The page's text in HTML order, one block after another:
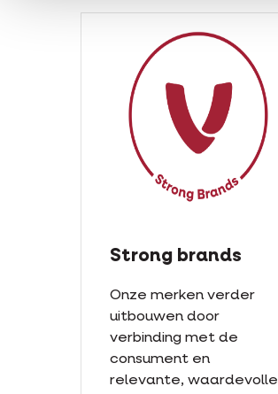
Strong brands
Onze merken verder
uitbouwen door
verbinding met de
consument en
relevante, waardevolle